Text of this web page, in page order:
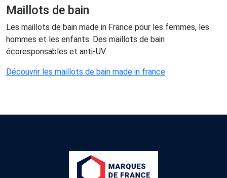
Maillots de bain
Les maillots de bain made in France pour les femmes, les
hommes et les enfants. Des maillots de bain
écoresponsables et anti-UV.
Découvrir les maillots de bain made in france